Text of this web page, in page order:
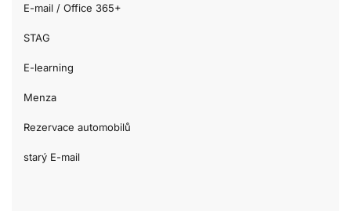
E-mail / Office 365+
STAG
E-learning
Menza
Rezervace automobilů
starý E-mail